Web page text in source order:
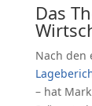
Das
Nach den
– hat